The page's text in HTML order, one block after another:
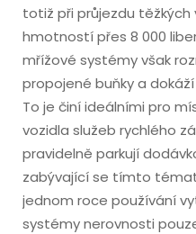
totiž při průjezdu těžkých
hmotností přes 8 000
mřížové systémy však
propojené buňky a
To je činí ideálními pro
vozidla služeb rychlého
pravidelně parkují
zabývající se tímto
jednom roce používání
systémy nerovnosti